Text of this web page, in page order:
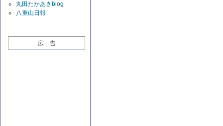
丸田たかあきblog
八重山日報
広 告